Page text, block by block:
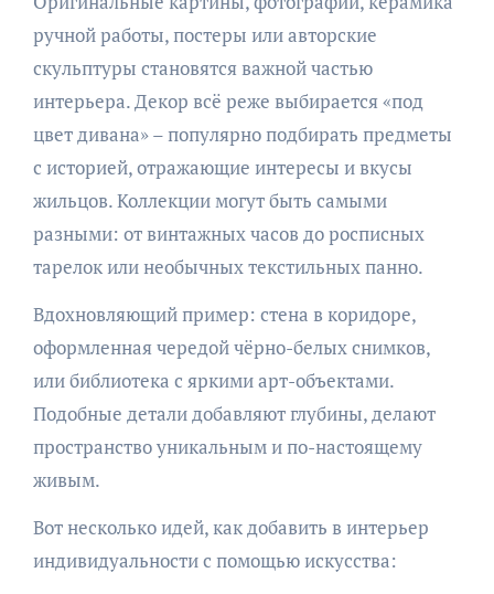
ручной работы, постеры или авторские
скульптуры становятся важной частью
интерьера. Декор всё реже выбирается «под
цвет дивана» – популярно подбирать предметы
с историей, отражающие интересы и вкусы
жильцов. Коллекции могут быть самыми
разными: от винтажных часов до росписных
тарелок или необычных текстильных панно.
Вдохновляющий пример: стена в коридоре,
оформленная чередой чёрно-белых снимков,
или библиотека с яркими арт-объектами.
Подобные детали добавляют глубины, делают
пространство уникальным и по-настоящему
живым.
Вот несколько идей, как добавить в интерьер
индивидуальности с помощью искусства: